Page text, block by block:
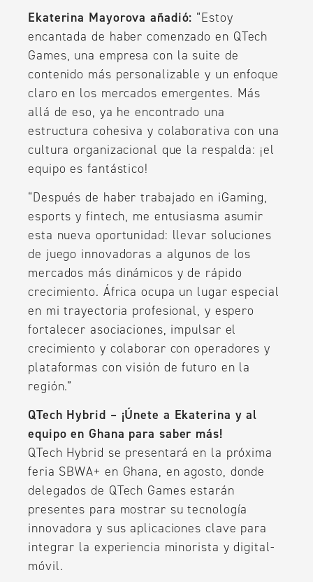
Ekaterina Mayorova añadió: “Estoy
encantada de haber comenzado en QTech
Games, una empresa con la suite de
contenido más personalizable y un enfoque
claro en los mercados emergentes. Más
allá de eso, ya he encontrado una
estructura cohesiva y colaborativa con una
cultura organizacional que la respalda: ¡el
equipo es fantástico!
“Después de haber trabajado en iGaming,
esports y fintech, me entusiasma asumir
esta nueva oportunidad: llevar soluciones
de juego innovadoras a algunos de los
mercados más dinámicos y de rápido
crecimiento. África ocupa un lugar especial
en mi trayectoria profesional, y espero
fortalecer asociaciones, impulsar el
crecimiento y colaborar con operadores y
plataformas con visión de futuro en la
región.”
QTech Hybrid – ¡Únete a Ekaterina y al
equipo en Ghana para saber más!
QTech Hybrid se presentará en la próxima
feria SBWA+ en Ghana, en agosto, donde
delegados de QTech Games estarán
presentes para mostrar su tecnología
innovadora y sus aplicaciones clave para
integrar la experiencia minorista y digital-
móvil.